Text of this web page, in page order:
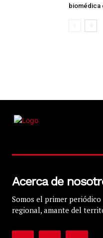
biomédica
Acerca de
Somos el primer
regional, amante del